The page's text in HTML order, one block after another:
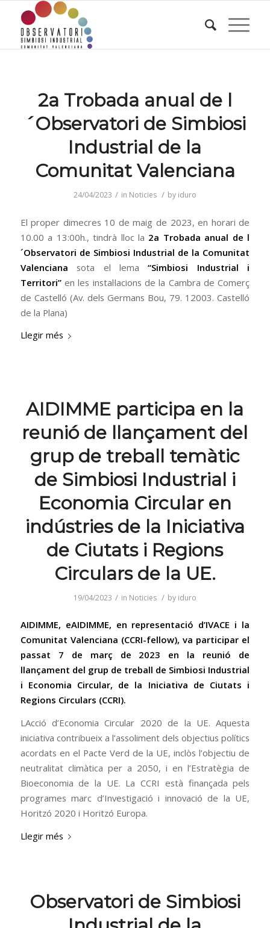
2a Trobada anual de l
´Observatori de Simbiosi
Industrial de la
Comunitat Valenciana
24/04/2023 / in Noticies / by iduro
El proper dimecres 10 de maig de 2023, en horari de
10.00 a 13:00h., tindrà lloc la 2a Trobada anual de l
´Observatori de Simbiosi Industrial de la Comunitat
Valenciana sota el lema “Simbiosi Industrial i
Territori”en les instal·lacions de la Cambra de Comerç
de Castelló (Av. dels Germans Bou, 79. 12003. Castelló
de la Plana)
Llegir més
AIDIMME participa en la
reunió de llançament del
grup de treball temàtic
de Simbiosi Industrial i
Economia Circular en
indústries de la Iniciativa
de Ciutats i Regions
Circulars de la UE.
19/04/2023 / in Noticies / by iduro
AIDIMME, eAIDIMME, en representació d’IVACE i la
Comunitat Valenciana (CCRI-fellow), va participar el
passat 7 de març de 2023 en la reunió de
llançament del grup de treball de Simbiosi Industrial
i Economia Circular, de la Iniciativa de Ciutats i
Regions Circulars (CCRI).
LAcció d’Economia Circular 2020 de la UE. Aquesta
iniciativa contribueix a l’assoliment dels objectius polítics
acordats en el Pacte Verd de la UE, inclòs l’objectiu de
neutralitat climàtica per a 2050, i en l’Estratègia de
Bioeconomia de la UE. La CCRI està finançada pels
programes marc d’Investigació i innovació de la UE,
Horitzó 2020 i Horitzó Europa.
Llegir més
Observatori de Simbiosi